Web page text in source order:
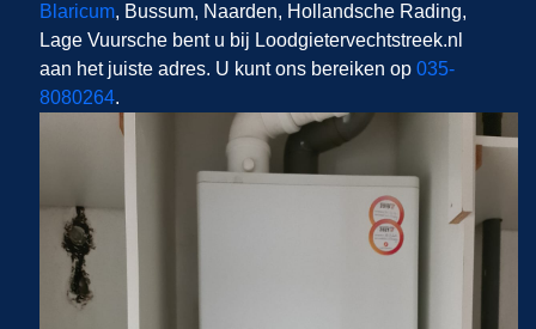
Blaricum, Bussum, Naarden, Hollandsche Rading,
Lage Vuursche bent u bij Loodgietervechtstreek.nl
aan het juiste adres. U kunt ons bereiken op 035-
8080264.